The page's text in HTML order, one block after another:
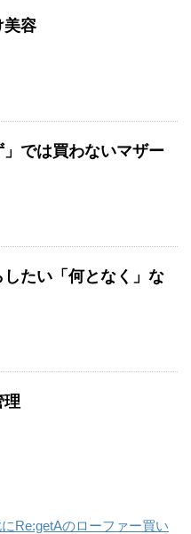
美容
」では買わないマザー
たい「何となく」な
理
Re:getAのローファー買い